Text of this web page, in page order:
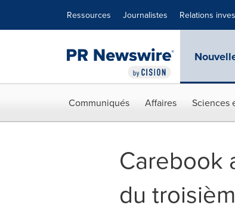
Ressources Journalistes Relations
Communiqués Affaires Sciences
Carebook
du